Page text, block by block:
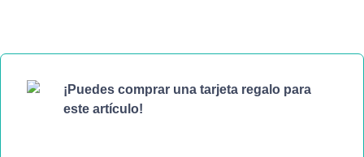
¡Puedes comprar una tarjeta regalo para
este artículo!